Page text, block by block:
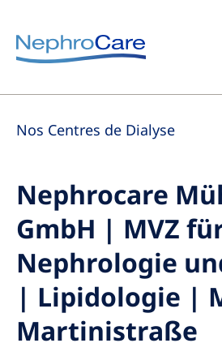
Europe
Czech Republic
Germany
Israel
Italy
Netherlands
Poland
Portugal
Nos Centres de Dialyse
Nephrocare
GmbH | MVZ
Nephrologie
| Lipidologie |
Martinistraße